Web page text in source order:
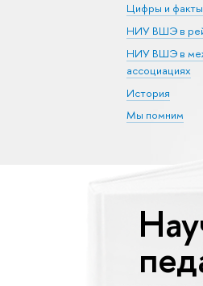
Цифры и факты
НИУ ВШЭ в
НИУ ВШЭ в
ассоциациях
История
Мы помним